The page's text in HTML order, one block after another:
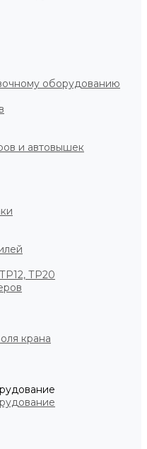
оборудованию
и автовышек
ТР20
крана